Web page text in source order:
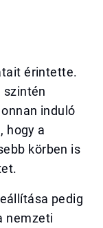
érintette.
szintén
induló
hogy a
körben is
pedig
nemzeti